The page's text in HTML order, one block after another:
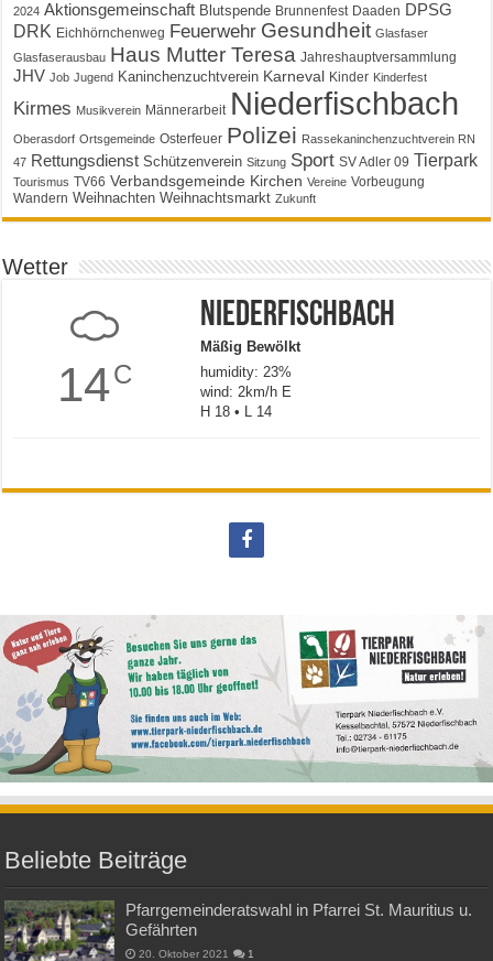
2024 Aktionsgemeinschaft Blutspende Brunnenfest Daaden DPSG
DRK Eichhörnchenweg Feuerwehr Gesundheit Glasfaser
Glasfaserausbau Haus Mutter Teresa Jahreshauptversammlung
JHV Job Jugend Kaninchenzuchtverein Karneval Kinder Kinderfest
Kirmes Musikverein Männerarbeit Niederfischbach
Oberasdorf Ortsgemeinde Osterfeuer Polizei Rassekaninchenzuchtverein RN
47 Rettungsdienst Schützenverein Sitzung Sport SV Adler 09 Tierpark
Tourismus TV66 Verbandsgemeinde Kirchen Vereine Vorbeugung
Wandern Weihnachten Weihnachtsmarkt Zukunft
Wetter
14C
Niederfischbach
Mäßig Bewölkt
humidity: 23%
wind: 2km/h E
H 18 • L 14
Beliebte Beiträge
Pfarrgemeinderatswahl in Pfarrei St. Mauritius u.
Gefährten
20. Oktober 2021 1